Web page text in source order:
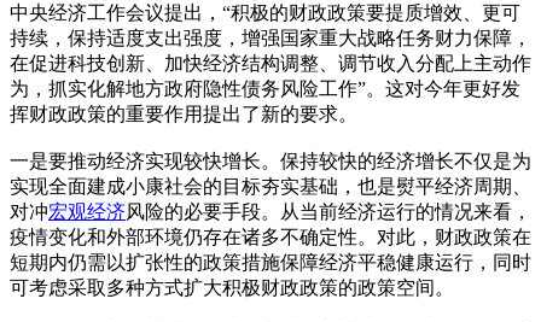
中央经济工作会议提出，“积极的财政政策要提质增效、更可
持续，保持适度支出强度，增强国家重大战略任务财力保障，
在促进科技创新、加快经济结构调整、调节收入分配上主动作
为，抓实化解地方政府隐性债务风险工作”。这对今年更好发
挥财政政策的重要作用提出了新的要求。
一是要推动经济实现较快增长。保持较快的经济增长不仅是为
实现全面建成小康社会的目标夯实基础，也是熨平经济周期、
对冲宏观经济风险的必要手段。从当前经济运行的情况来看，
疫情变化和外部环境仍存在诸多不确定性。对此，财政政策在
短期内仍需以扩张性的政策措施保障经济平稳健康运行，同时
可考虑采取多种方式扩大积极财政政策的政策空间。